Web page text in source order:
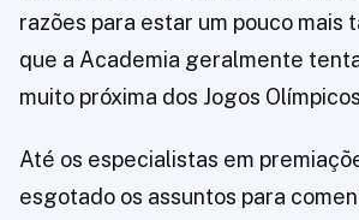
razões para estar um pouco mais
que a Academia geralmente
muito próxima dos Jogos
Até os especialistas em
esgotado os assuntos para